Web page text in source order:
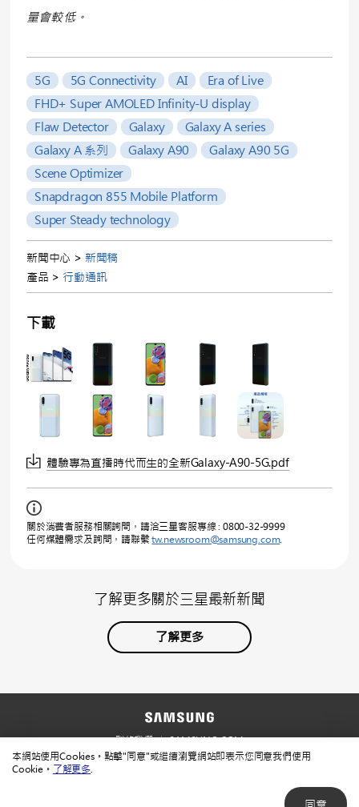
本網站使用Cookies。點擊"同意"或繼續瀏覽網站即表示您同意我們使用
Cookie。 了解更多
量會較低。
5G 5G Connectivity AI
Era of Live
FHD+ Super AMOLED Infinity-U display
Flaw Detector
Galaxy
Galaxy A series
Galaxy A 系列
Galaxy A90
Galaxy A90 5G
Scene Optimizer
Snapdragon 855 Mobile Platform
Super Steady technology
新聞中心 > 新聞稿
產品 > 行動通訊
下載
體驗專為直播時代而生的全新Galaxy-A90-5G.pdf
關於消費者服務相關詢問，請洽三星客服專線 : 0800-32-9999
任何媒體需求及詢問，請聯繫tw.newsroom@samsung.com.
了解更多關於三星最新新聞
了解更多
聯絡我們
SAMSUNG.COM
使用規範
隱私規範